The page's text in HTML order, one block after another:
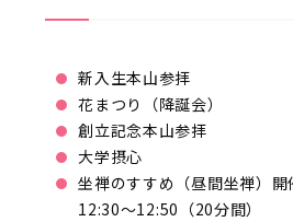
新入生本山参拝
花まつり（降誕会）
創立記念本山参拝
大学摂心
坐禅のすすめ（昼間坐禅）開
12:30～12:50（20分間）